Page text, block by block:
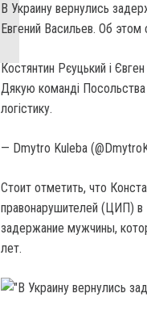
В Украину вернулись
Евгений Васильев. Об
Костянтин Рєуцький і
Дякую команді Посольства
логістику.
— Dmytro Kuleba
Стоит отметить, что
правонарушителей (ЦИП) в
задержание мужчины,
лет.